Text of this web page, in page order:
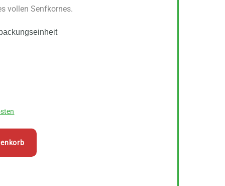
vollen Senfkornes.